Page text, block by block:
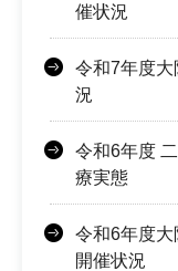
催状況
令和7年度
況
令和6年度
療実態
令和6年度
開催状況